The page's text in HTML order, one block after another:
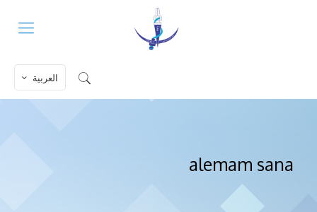
العربية
alemam sana